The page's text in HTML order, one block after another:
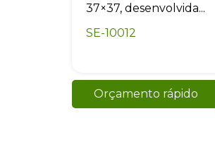
37×37, desenvolvida...
SE-10012
Orçamento rápido